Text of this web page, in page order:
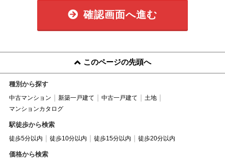
確認画面へ進む
このページの先頭へ
種別から探す
中古マンション 新築一戸建て 中古一戸建て
土地
マンションカタログ
駅徒歩から検索
徒歩5分以内 徒歩10分以内 徒歩15分以内 徒歩20分以内
価格から検索